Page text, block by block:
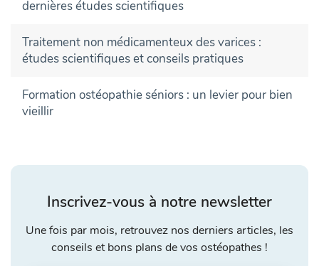
dernières études scientifiques
Traitement non médicamenteux des varices :
études scientifiques et conseils pratiques
Formation ostéopathie séniors : un levier pour bien
vieillir
Inscrivez-vous à notre newsletter
Une fois par mois, retrouvez nos derniers articles, les
conseils et bons plans de vos ostéopathes !